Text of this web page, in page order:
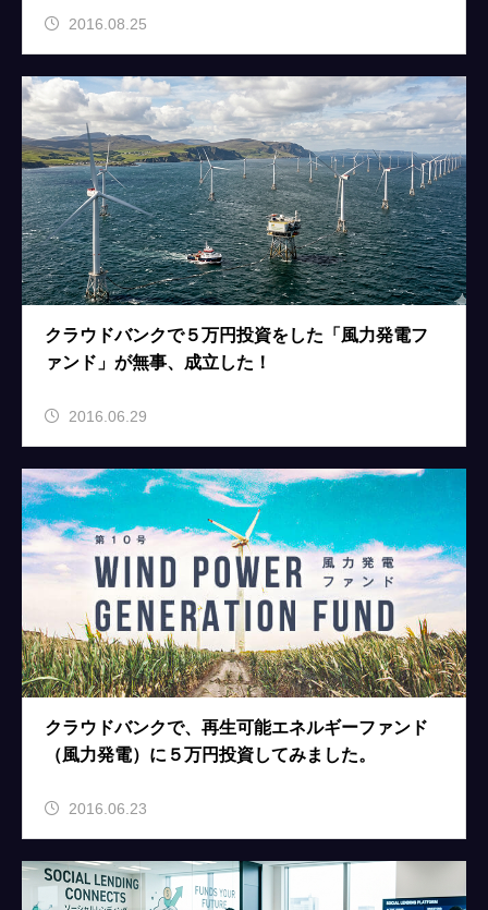
2016.08.25
クラウドバンクで５万円投資をした「風力発電フ
ァンド」が無事、成立した！
2016.06.29
クラウドバンクで、再生可能エネルギーファンド
（風力発電）に５万円投資してみました。
2016.06.23